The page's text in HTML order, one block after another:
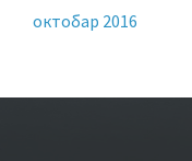
октобар 2016